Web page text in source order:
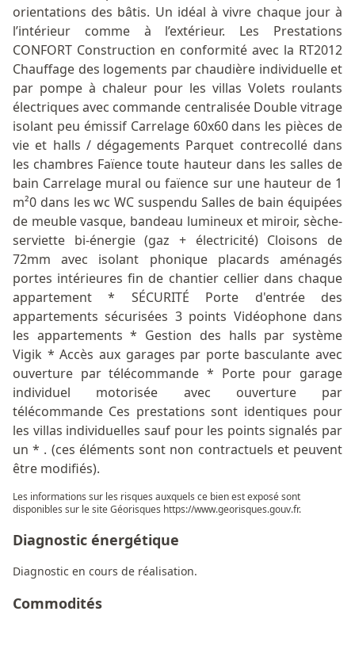
orientations des bâtis. Un idéal à vivre chaque jour à
l’intérieur comme à l’extérieur. Les Prestations
CONFORT Construction en conformité avec la RT2012
Chauffage des logements par chaudière individuelle et
par pompe à chaleur pour les villas Volets roulants
électriques avec commande centralisée Double vitrage
isolant peu émissif Carrelage 60x60 dans les pièces de
vie et halls / dégagements Parquet contrecollé dans
les chambres Faïence toute hauteur dans les salles de
bain Carrelage mural ou faïence sur une hauteur de 1
m²0 dans les wc WC suspendu Salles de bain équipées
de meuble vasque, bandeau lumineux et miroir, sèche-
serviette bi-énergie (gaz + électricité) Cloisons de
72mm avec isolant phonique placards aménagés
portes intérieures fin de chantier cellier dans chaque
appartement * SÉCURITÉ Porte d'entrée des
appartements sécurisées 3 points Vidéophone dans
les appartements * Gestion des halls par système
Vigik * Accès aux garages par porte basculante avec
ouverture par télécommande * Porte pour garage
individuel motorisée avec ouverture par
télécommande Ces prestations sont identiques pour
les villas individuelles sauf pour les points signalés par
un * . (ces éléments sont non contractuels et peuvent
être modifiés).
Les informations sur les risques auxquels ce bien est exposé sont
disponibles sur le site Géorisques https://www.georisques.gouv.fr.
Diagnostic énergétique
Diagnostic en cours de réalisation.
Commodités